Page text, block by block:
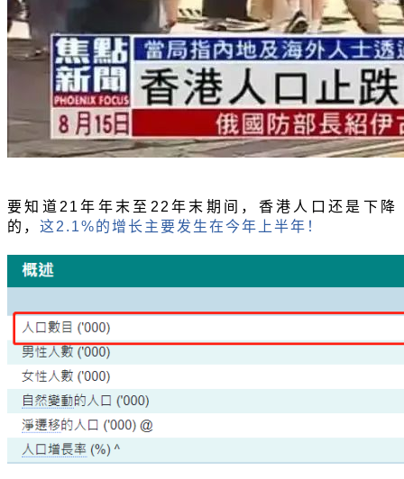
要知道 21年年末至22年末期间，香港人口还是下降
的， 这2.1%的增长主要发生在今年上半年！